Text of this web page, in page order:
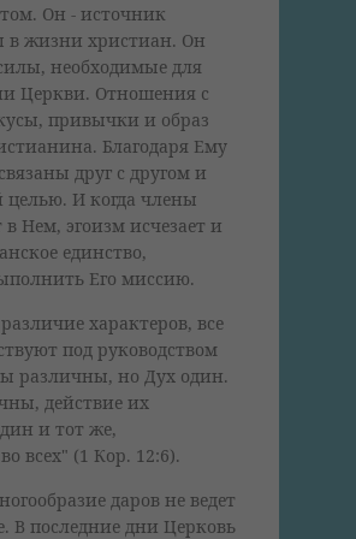
Он - источник
в жизни христиан. Он
необходимые для
Церкви. Отношения с
привычки и образ
Благодаря Ему
друг с другом и
И когда члены
Нем, эгоизм исчезает и
единство,
Его миссию.
характеров, все
под руководством
различны, но Дух один.
действие их
и тот же,
всех" (1 Кор. 12:6).
даров не ведет
В последние дни Церковь